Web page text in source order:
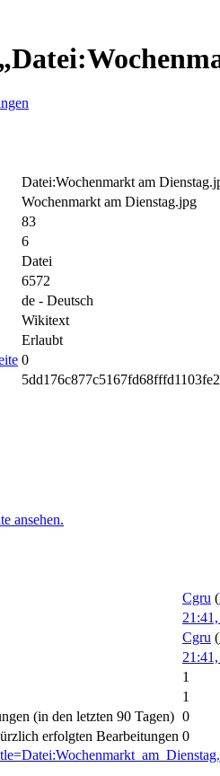
Datei:Wochenmarkt am
Wochenmarkt am Dienstag.jpg
83
6
Datei
6572
de - Deutsch
Wikitext
Erlaubt
0
ansehen.
Cgru (
Cgru (
1
1
(in den letzten 90 Tagen) 0
erfolgten Bearbeitungen 0